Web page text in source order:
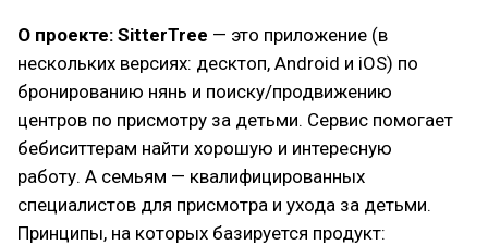
О проекте: SitterTree — это приложение (в
нескольких версиях: десктоп, Android и iOS) по
бронированию нянь и поиску/продвижению
центров по присмотру за детьми. Сервис помогает
бебиситтерам найти хорошую и интересную
работу. А семьям — квалифицированных
специалистов для присмотра и ухода за детьми.
Принципы, на которых базируется продукт: